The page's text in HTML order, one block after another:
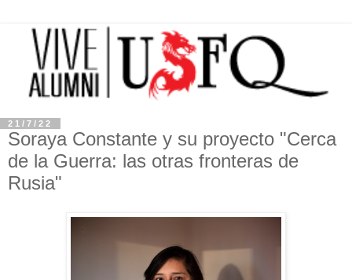
21/7/22
Soraya Constante y su proyecto "Cerca
de la Guerra: las otras fronteras de
Rusia"